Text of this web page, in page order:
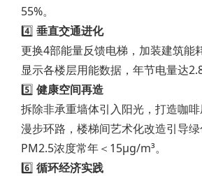
55%。
4️⃣ 垂直交通进化
更换4部能量反馈电梯，加装建筑能
显示各楼层用能数据，年节电量达2.8
5️⃣ 健康空间再造
拆除非承重墙体引入阳光，打造咖
漫步环路，楼梯间艺术化改造引导
PM2.5浓度常年＜15μg/m³。
6️⃣ 循环经济实践